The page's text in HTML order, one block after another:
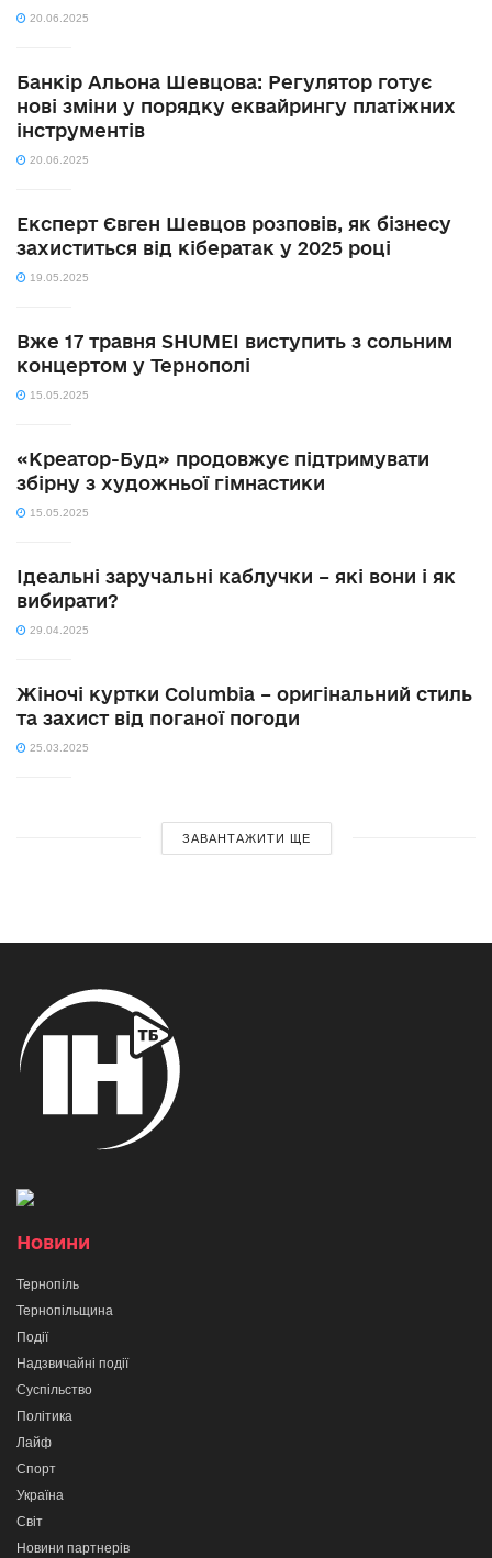
20.06.2025
Банкір Альона Шевцова: Регулятор готує
нові зміни у порядку еквайрингу платіжних
інструментів
20.06.2025
Експерт Євген Шевцов розповів, як бізнесу
захиститься від кібератак у 2025 році
19.05.2025
Вже 17 травня SHUMEI виступить з сольним
концертом у Тернополі
15.05.2025
«Креатор-Буд» продовжує підтримувати
збірну з художньої гімнастики
15.05.2025
Ідеальні заручальні каблучки – які вони і як
вибирати?
29.04.2025
Жіночі куртки Columbia – оригінальний стиль
та захист від поганої погоди
25.03.2025
ЗАВАНТАЖИТИ ЩЕ
Новини
Тернопіль
Тернопільщина
Події
Надзвичайні події
Суспільство
Політика
Лайф
Спорт
Україна
Світ
Новини партнерів